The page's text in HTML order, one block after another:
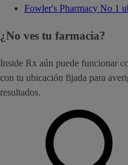
Fowler's Pharmacy No 1
¿No ves tu farmacia?
Inside Rx aún puede funcionar
con tu ubicación fijada para
resultados.